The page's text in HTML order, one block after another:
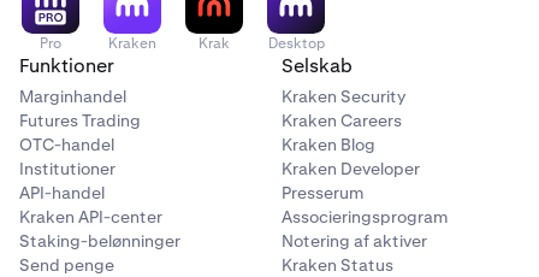
Pro Kraken Krak Desktop
Funktioner
Marginhandel
Futures Trading
OTC-handel
Institutioner
API-handel
Kraken API-center
Staking-belønninger
Send penge
Selskab
Kraken Security
Kraken Careers
Kraken Blog
Kraken Developer
Presserum
Associeringsprogram
Notering af aktiver
Kraken Status